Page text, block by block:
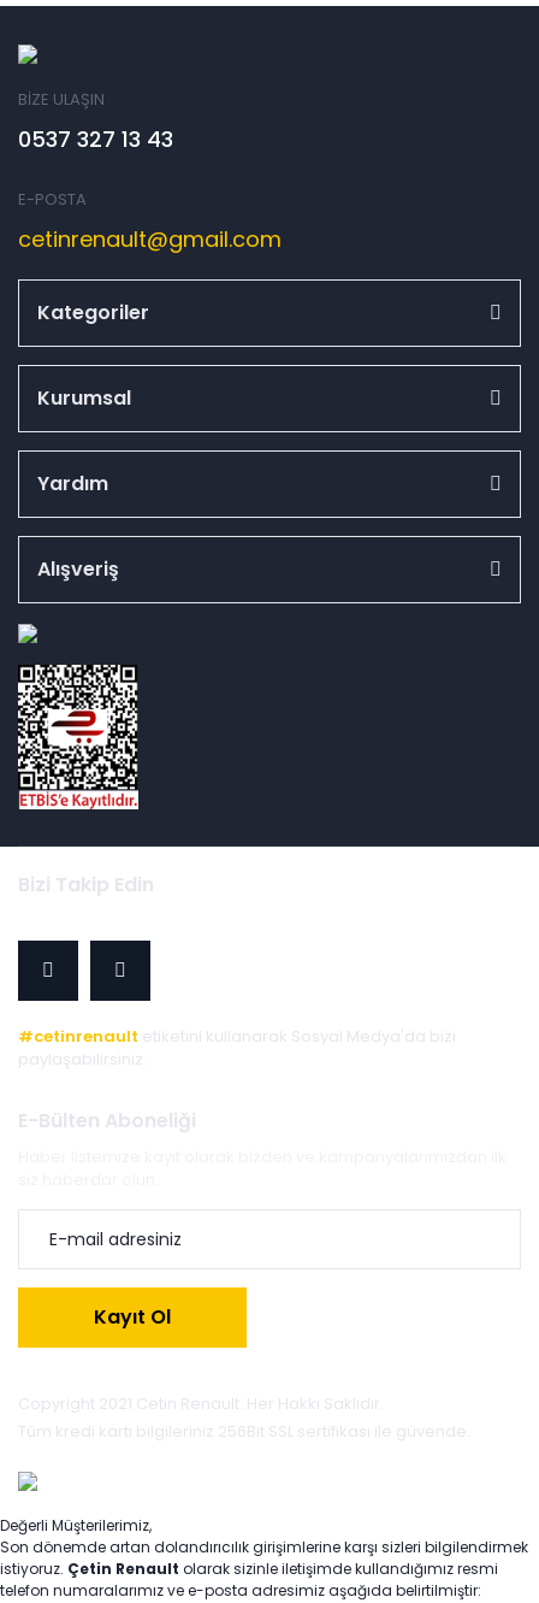
BİZE ULAŞIN
0537 327 13 43
E-POSTA
cetinrenault@gmail.com
Kategoriler
Kurumsal
Yardım
Alışveriş
Bizi Takip Edin
#cetinrenault etiketini kullanarak Sosyal Medya'da bizi
paylaşabilirsiniz.
E-Bülten Aboneliği
Kayıt Ol
Copyright 2021 Cetin Renault. Her Hakkı Saklıdır.
Tüm kredi kartı bilgileriniz 256Bit SSL sertifikası ile güvende.
Değerli Müşterilerimiz,
Son dönemde artan dolandırıcılık girişimlerine karşı sizleri bilgilendirmek
istiyoruz. Çetin Renault olarak sizinle iletişimde kullandığımız resmi
telefon numaralarımız ve e-posta adresimiz aşağıda belirtilmiştir: